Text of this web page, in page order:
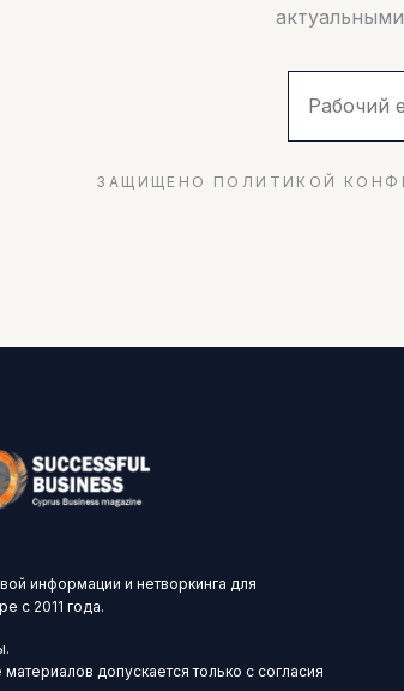
ЗАЩИЩЕНО ПОЛИТИКОЙ
информации и нетворкинга для
с 2011 года.
допускается только с согласия